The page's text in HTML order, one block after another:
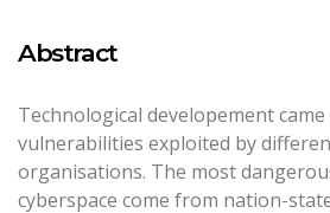
Abstract
Technological developement
vulnerabilities exploited by
organisations. The most
cyberspace come from nation-